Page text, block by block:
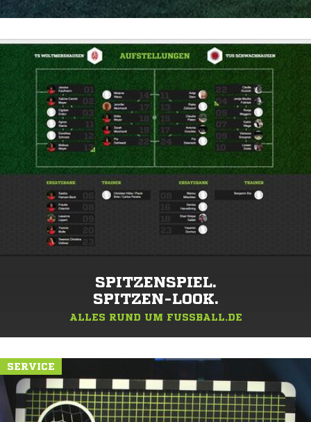
SPITZENSPIEL.
SPITZEN-LOOK.
ALLES RUND UM FUSSBALL.DE
SERVICE